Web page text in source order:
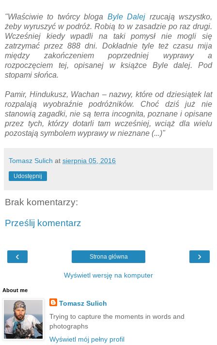
"Właściwie to twórcy bloga Byle Dalej rzucają wszystko,
żeby wyruszyć w podróż. Robią to w zasadzie po raz drugi.
Wcześniej kiedy wpadli na taki pomysł nie mogli się
zatrzymać przez 888 dni. Dokładnie tyle też czasu mija
między zakończeniem poprzedniej wyprawy a
rozpoczęciem tej, opisanej w książce Byle dalej. Pod
stopami słońca.
Pamir, Hindukusz, Wachan – nazwy, które od dziesiątek lat
rozpalają wyobraźnie podróżników. Choć dziś już nie
stanowią zagadki, nie są terra incognita, poznane i opisane
przez tych, którzy dotarli tam wcześniej, wciąż dla wielu
pozostają symbolem wyprawy w nieznane (...)"
Tomasz Sulich at sierpnia 05, 2016
Udostępnij
Brak komentarzy:
Prześlij komentarz
‹ ›
Strona główna
Wyświetl wersję na komputer
About me
Tomasz Sulich
Trying to capture the moments in words and
photographs
Wyświetl mój pełny profil